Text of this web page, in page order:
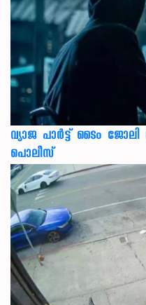
വ്യാജ പാർട്ട് ടൈം ജോലി
പൊലീസ്